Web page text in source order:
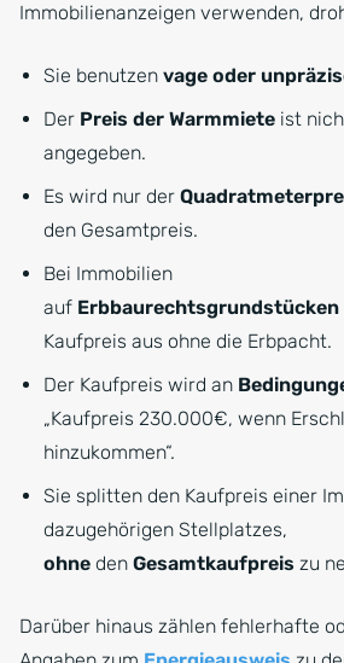
Immobilienanzeigen verwenden,
Sie benutzen vage oder
Der Preis der Warmmiete ist
angegeben.
Es wird nur der
den Gesamtpreis.
Bei Immobilien
auf Erbbaurechtsgrundstücken
Kaufpreis aus ohne die Erbpacht.
Der Kaufpreis wird an
„Kaufpreis 230.000€, wenn
hinzukommen“.
Sie splitten den Kaufpreis einer
dazugehörigen Stellplatzes,
ohne den Gesamtkaufpreis zu
Darüber hinaus zählen fehlerhafte